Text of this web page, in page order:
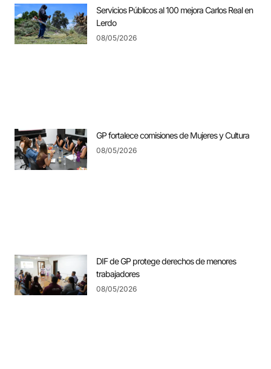
Servicios Públicos al 100 mejora Carlos Real en
Lerdo
08/05/2026
GP fortalece comisiones de Mujeres y Cultura
08/05/2026
DIF de GP protege derechos de menores
trabajadores
08/05/2026